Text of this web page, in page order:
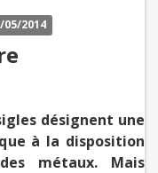
05/2014
désignent une
à la disposition
métaux. Mais